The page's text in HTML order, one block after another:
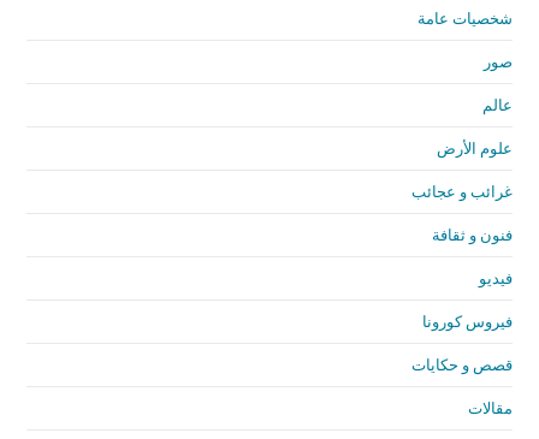
شخصيات عامة
صور
عالم
علوم الأرض
غرائب و عجائب
فنون و ثقافة
فيديو
فيروس كورونا
قصص و حكايات
مقالات